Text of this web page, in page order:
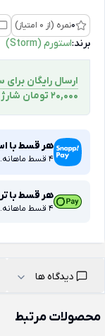
0نمره (از 0 امتیاز)
برند:استورم (Storm)
ارسال رایگان برای
۲۰,۰۰۰ تومان شارژ کیف پول در حین ثبت ‌نام
هر قسط با
4 قسط ماهانه. بدون سود، چک و ضامن
هر قسط با
4 قسط ماهانه. بدون سود، چک و ضامن
دیدگاه ها
محصولات مرتبط